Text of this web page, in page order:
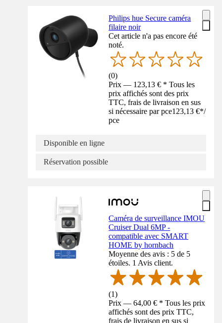
Philips hue Secure caméra
filaire noir
Cet article n'a pas encore été
noté.
(0)
Prix — 123,13 € * Tous les
prix affichés sont des prix
TTC, frais de livraison en sus
si nécessaire par pce123,13 €*/
pce
Disponible en ligne
Réservation possible
Caméra de surveillance IMOU
Cruiser Dual 6MP -
compatible avec SMART
HOME by hornbach
Moyenne des avis : 5 de 5
étoiles. 1 Avis client.
(1)
Prix — 64,00 € * Tous les prix
affichés sont des prix TTC,
frais de livraison en sus si